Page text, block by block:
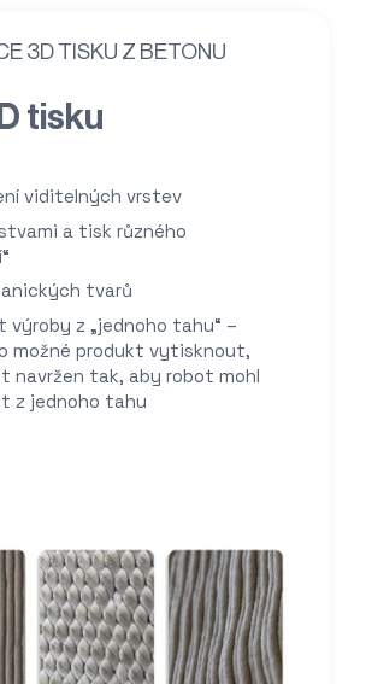
3D TISKU Z BETONU
tisku
viditelných vrstev
a tisk různého
tvarů
z „jednoho tahu“ –
možné produkt vytisknout,
navržen tak, aby robot mohl
z jednoho tahu